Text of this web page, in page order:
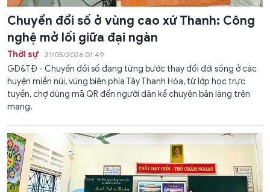
Chuyển đổi số ở vùng cao xứ Thanh: Công
nghệ mở lối giữa đại ngàn
Thời sự 21/05/2026 01:49
GD&TĐ - Chuyển đổi số đang từng bước thay đổi đời sống ở các
huyện miền núi, vùng biên phía Tây Thanh Hóa, từ lớp học trực
tuyến, chợ dùng mã QR đến người dân kể chuyện bản làng trên
mạng.